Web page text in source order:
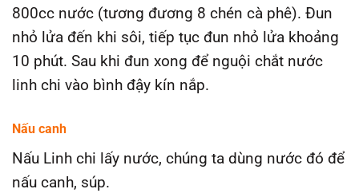
800cc nước (tương đương 8 chén cà phê). Đun
nhỏ lửa đến khi sôi, tiếp tục đun nhỏ lửa khoảng
10 phút. Sau khi đun xong để nguội chắt nước
linh chi vào bình đậy kín nắp.
Nấu canh
Nấu Linh chi lấy nước, chúng ta dùng nước đó để
nấu canh, súp.